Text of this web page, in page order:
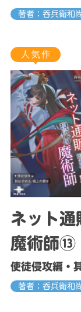
著者：呑兵衛和
ネット通
魔術師⑬
使徒侵攻編・
著者：呑兵衛和